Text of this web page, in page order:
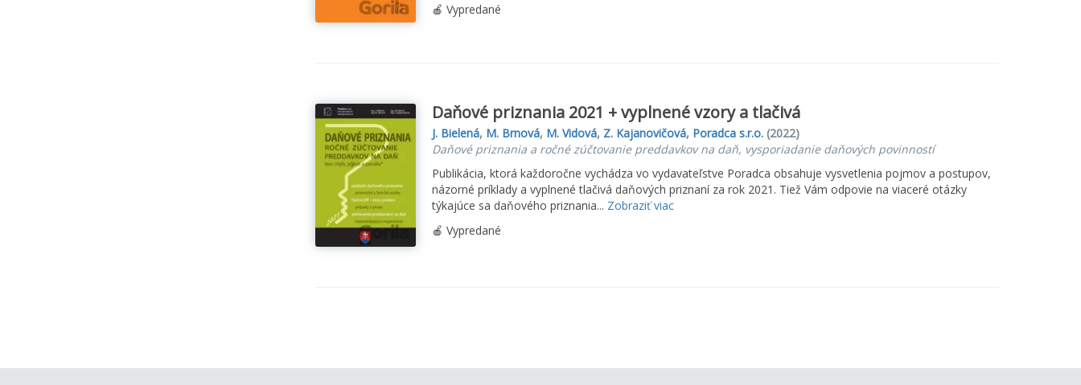
🍎 Vypredané
Daňové priznania 2021 + vyplnené vzory a tlačivá
J. Bielená, M. Brnová, M. Vidová, Z. Kajanovičová, Poradca s.r.o.(2022)
Daňové priznania a ročné zúčtovanie preddavkov na daň, vysporiadanie daňových povinností
Publikácia, ktorá každoročne vychádza vo vydavateľstve Poradca obsahuje vysvetlenia pojmov a postupov,
názorné príklady a vyplnené tlačivá daňových priznaní za rok 2021. Tiež Vám odpovie na viaceré otázky
týkajúce sa daňového priznania... Zobraziť viac
🍎 Vypredané